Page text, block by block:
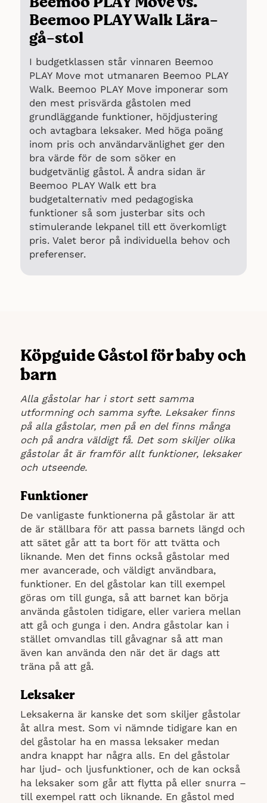
Beemoo PLAY Walk Lära-
gå-stol
I budgetklassen står vinnaren Beemoo
PLAY Move mot utmanaren Beemoo PLAY
Walk. Beemoo PLAY Move imponerar som
den mest prisvärda gåstolen med
grundläggande funktioner, höjdjustering
och avtagbara leksaker. Med höga poäng
inom pris och användarvänlighet ger den
bra värde för de som söker en
budgetvänlig gåstol. Å andra sidan är
Beemoo PLAY Walk ett bra
budgetalternativ med pedagogiska
funktioner så som justerbar sits och
stimulerande lekpanel till ett överkomligt
pris. Valet beror på individuella behov och
preferenser.
Köpguide Gåstol för baby och
barn
Alla gåstolar har i stort sett samma
utformning och samma syfte. Leksaker finns
på alla gåstolar, men på en del finns många
och på andra väldigt få. Det som skiljer olika
gåstolar åt är framför allt funktioner, leksaker
och utseende.
Funktioner
De vanligaste funktionerna på gåstolar är att
de är ställbara för att passa barnets längd och
att sätet går att ta bort för att tvätta och
liknande. Men det finns också gåstolar med
mer avancerade, och väldigt användbara,
funktioner. En del gåstolar kan till exempel
göras om till gunga, så att barnet kan börja
använda gåstolen tidigare, eller variera mellan
att gå och gunga i den. Andra gåstolar kan i
stället omvandlas till gåvagnar så att man
även kan använda den när det är dags att
träna på att gå.
Leksaker
Leksakerna är kanske det som skiljer gåstolar
åt allra mest. Som vi nämnde tidigare kan en
del gåstolar ha en massa leksaker medan
andra knappt har några alls. En del gåstolar
har ljud- och ljusfunktioner, och de kan också
ha leksaker som går att flytta på eller snurra –
till exempel ratt och liknande. En gåstol med